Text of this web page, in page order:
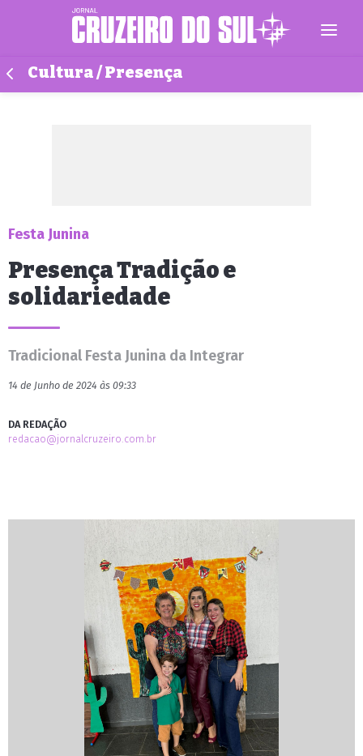
Cultura / Presença
Festa Junina
Presença Tradição e
solidariedade
Tradicional Festa Junina da Integrar
14 de Junho de 2024 às 09:33
DA REDAÇÃO
redacao@jornalcruzeiro.com.br